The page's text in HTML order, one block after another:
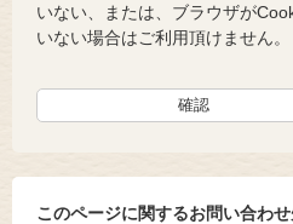
いない、または、ブラウザが
いない場合はご利用頂けません。
このページに関するお問い合わ